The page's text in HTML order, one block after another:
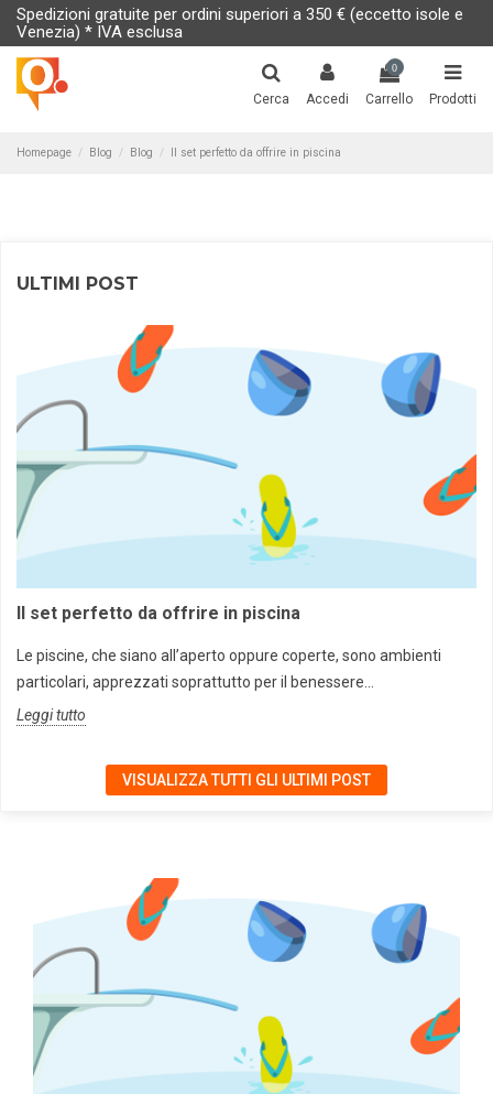
Spedizioni gratuite per ordini superiori a 350 € (eccetto isole e
Venezia) * IVA esclusa
Cerca Accedi
0
Carrello Prodotti
Homepage Blog Blog Il set perfetto da offrire in piscina
ULTIMI POST
Il set perfetto da offrire in piscina
Le piscine, che siano all’aperto oppure coperte, sono ambienti
particolari, apprezzati soprattutto per il benessere...
Leggi tutto
VISUALIZZA TUTTI GLI ULTIMI POST